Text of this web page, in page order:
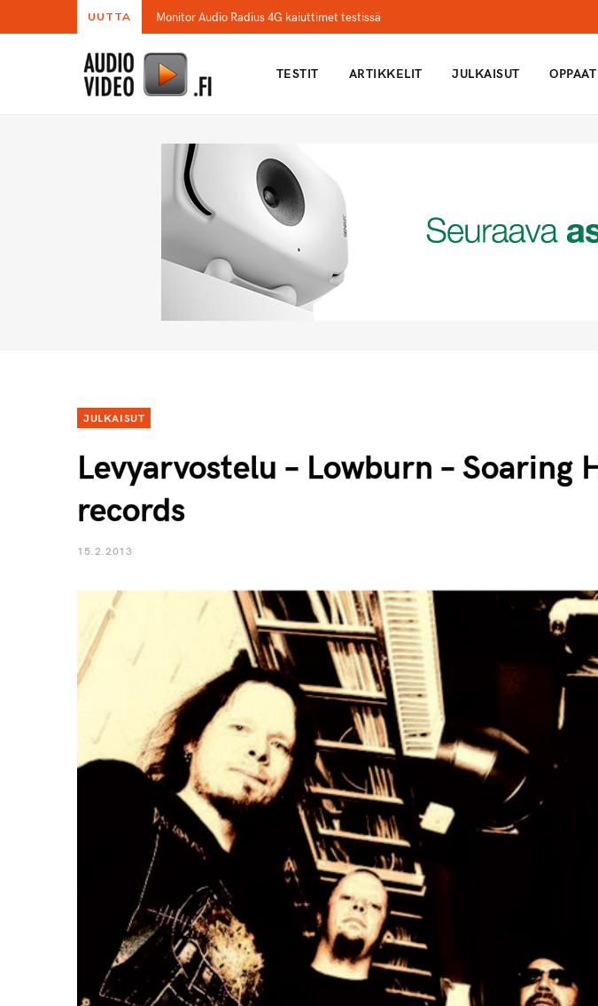
UUTTA Monitor Audio Radius 4G kaiuttimet testissä
TESTIT ARTIKKELIT JULKAISUT OPPAAT
JULKAISUT
Levyarvostelu – Lowburn – Soaring
records
15.2.2013